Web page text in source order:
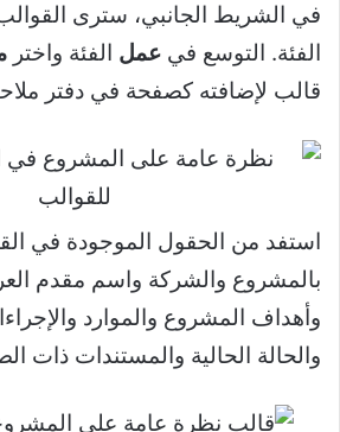
في الشريط الجانبي، سترى
الفئة. التوسع في عمل الفئة واختر
قالب لإضافته كصفحة في دفتر
استفد من الحقول الموجودة في
بالمشروع والشركة واسم مقدم
وأهداف المشروع والموارد
والحالة الحالية والمستندات ذات